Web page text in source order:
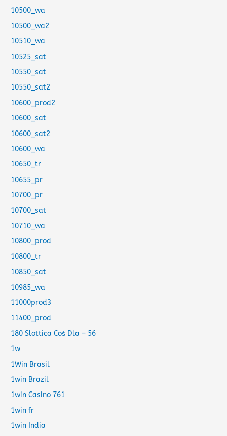
10500_wa
10500_wa2
10510_wa
10525_sat
10550_sat
10550_sat2
10600_prod2
10600_sat
10600_sat2
10600_wa
10650_tr
10655_pr
10700_pr
10700_sat
10710_wa
10800_prod
10800_tr
10850_sat
10985_wa
11000prod3
11400_prod
180 Slottica Coś Dla – 56
1w
1Win Brasil
1win Brazil
1win Casino 761
1win fr
1win India